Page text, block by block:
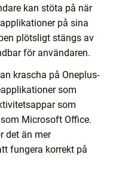
kan stöta på när
på sina
plötsligt stängs av
för användaren.
krascha på Oneplus-
som
som
Microsoft Office.
det än mer
fungera korrekt på